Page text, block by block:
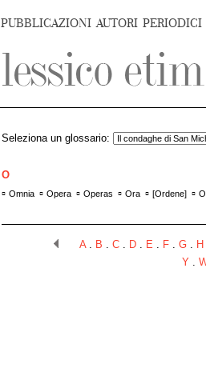
PUBBLICAZIONI AUTORI PERIODICI
Seleziona un glossario:
O
▫ Omnia ▫ Opera ▫ Operas ▫ Ora ▫ [Ordene] ▫
A. B . C. D. E . F. G. H
Y .